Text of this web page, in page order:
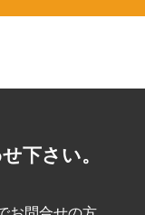
下さい。